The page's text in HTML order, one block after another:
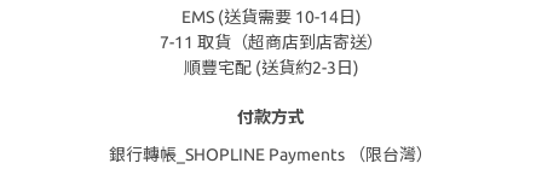
EMS (送貨需要 10-14日)
7-11 取貨（超商店到店寄送）
順豐宅配 (送貨約2-3日)
付款方式
銀行轉帳_SHOPLINE Payments （限台灣）